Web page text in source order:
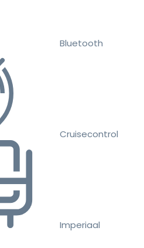
Bluetooth
Cruisecontrol
Imperiaal